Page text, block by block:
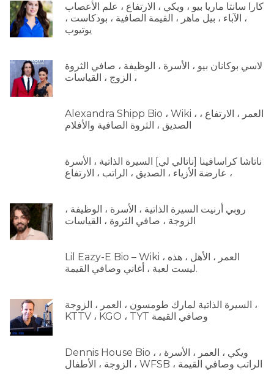
كارا سانتا ماريا بيو ، ويكي ، الارتفاع ، علم الأعصاب
، الآباء ، بيل ماهر ، القيمة الصافية ، بودكاست ،
يوتيوب
لاسي بوكانان بيو ، الأسرة ، الوظيفة ، صافي الثروة
، الزوج ، القياسات
Alexandra Shipp Bio ، Wiki ، العمر ، الارتفاع ،
الصديق ، الثروة الصافية والأفلام
ناتاشا كراسافينا [ناتالي لي] السيرة الذاتية ، الأسرة
، عارضة الأزياء ، الصديق ، الراتب ، الارتفاع
روبي أرنيت السيرة الذاتية ، الأسرة ، الوظيفة ،
الزوجة ، صافي الثروة ، القياسات
Lil Eazy-E Bio – Wiki ، العمر ، الأهل ، هذه
ليست لعبة ، أغاني وصافي القيمة.
السيرة الذاتية لمارك طومسون ، العمر ، الزوجة ،
KTTV ، KGO ، TYT وصافي القيمة
Dennis House Bio ، ويكي ، العمر ، الأسرة ،
الزوجة ، الأطفال ، WFSB ، الراتب وصافي القيمة